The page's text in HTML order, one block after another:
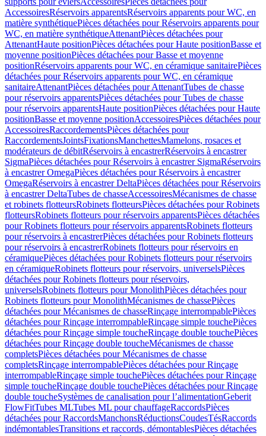
AccessoiresRéservoirs apparentsRéservoirs apparents pour WC, en
matière synthétiquePièces détachées pour Réservoirs apparents pour
WC, en matière synthétiqueAttenantPièces détachées pour
AttenantHaute positionPièces détachées pour Haute positionBasse et
moyenne positionPièces détachées pour Basse et moyenne
positionRéservoirs apparents pour WC, en céramique sanitairePièces
détachées pour Réservoirs apparents pour WC, en céramique
sanitaireAttenantPièces détachées pour AttenantTubes de chasse
pour réservoirs apparentsPièces détachées pour Tubes de chasse
pour réservoirs apparentsHaute positionPièces détachées pour Haute
positionBasse et moyenne positionAccessoiresPièces détachées pour
AccessoiresRaccordementsPièces détachées pour
RaccordementsJointsFixationsManchettesMamelons, rosaces et
modérateurs de débitRéservoirs à encastrerRéservoirs à encastrer
SigmaPièces détachées pour Réservoirs à encastrer SigmaRéservoirs
à encastrer OmegaPièces détachées pour Réservoirs à encastrer
OmegaRéservoirs à encastrer DeltaPièces détachées pour Réservoirs
à encastrer DeltaTubes de chasseAccessoiresMécanismes de chasse
et robinets flotteursRobinets flotteursPièces détachées pour Robinets
flotteursRobinets flotteurs pour réservoirs apparentsPièces détachées
pour Robinets flotteurs pour réservoirs apparentsRobinets flotteurs
pour réservoirs à encastrerPièces détachées pour Robinets flotteurs
pour réservoirs à encastrerRobinets flotteurs pour réservoirs en
céramiquePièces détachées pour Robinets flotteurs pour réservoirs
en céramiqueRobinets flotteurs pour réservoirs, universelsPièces
détachées pour Robinets flotteurs pour réservoirs,
universelsRobinets flotteurs pour MonolithPièces détachées pour
Robinets flotteurs pour MonolithMécanismes de chassePièces
détachées pour Mécanismes de chasseRinçage interrompablePièces
détachées pour Rinçage interrompableRinçage simple touchePièces
détachées pour Rinçage simple toucheRinçage double touchePièces
détachées pour Rinçage double toucheMécanismes de chasse
completsPièces détachées pour Mécanismes de chasse
completsRinçage interrompablePièces détachées pour Rinçage
interrompableRinçage simple touchePièces détachées pour Rinçage
simple toucheRinçage double touchePièces détachées pour Rinçage
double toucheSystèmes de canalisation pour l’alimentationGeberit
FlowFitTubes MLTubes ML pour chauffageRaccordsPièces
détachées pour RaccordsManchonsRéductionsCoudesTésRaccords
indémontablesTransitions et raccords, démontablesPièces détachées